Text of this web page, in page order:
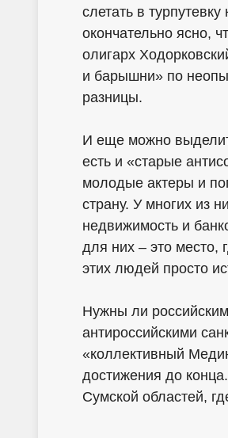
слетать в
окончательно ясно,
олигарх
и барышни» по
разницы.
И еще можно
есть и «старые
молодые актеры и
страну. У многих из
недвижимость и
для них – это место,
этих людей просто
Нужны ли
антироссийскими
«коллективный
достижения до
Сумской областей,